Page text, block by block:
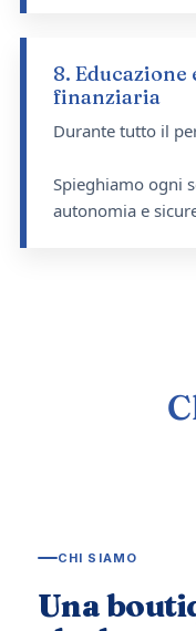
8. Educazione
finanziaria
Durante tutto il
Spieghiamo ogni
autonomia e
CHI SIAMO
Una